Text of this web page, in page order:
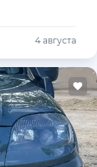
4 августа